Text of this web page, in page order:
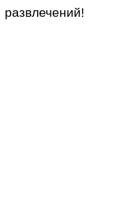
развлечений!